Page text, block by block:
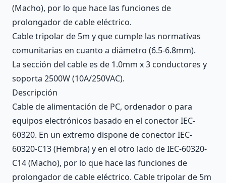
(Macho), por lo que hace las funciones de
prolongador de cable eléctrico.
Cable tripolar de 5m y que cumple las normativas
comunitarias en cuanto a diámetro (6.5-6.8mm).
La sección del cable es de 1.0mm x 3 conductores y
soporta 2500W (10A/250VAC).
Descripción
Cable de alimentación de PC, ordenador o para
equipos electrónicos basado en el conector IEC-
60320. En un extremo dispone de conector IEC-
60320-C13 (Hembra) y en el otro lado de IEC-60320-
C14 (Macho), por lo que hace las funciones de
prolongador de cable eléctrico. Cable tripolar de 5m